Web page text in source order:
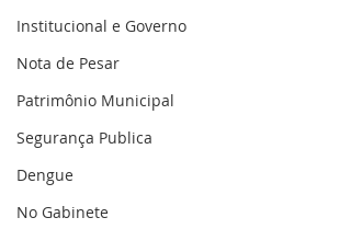
Institucional e Governo
Nota de Pesar
Patrimônio Municipal
Segurança Publica
Dengue
No Gabinete